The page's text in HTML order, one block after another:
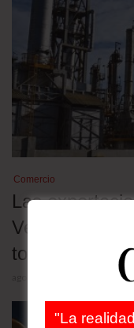
Comercio
Las
Venezuela se
tocaron un
"La